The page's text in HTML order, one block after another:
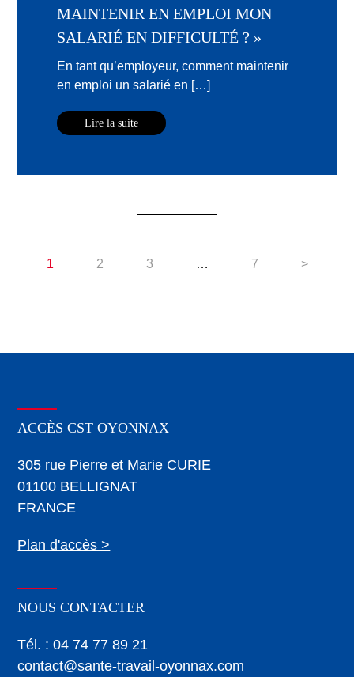
MAINTENIR EN EMPLOI MON
SALARIÉ EN DIFFICULTÉ ? »
En tant qu’employeur, comment maintenir
en emploi un salarié en […]
Lire la suite
1 2 3 … 7 >
ACCÈS CST OYONNAX
305 rue Pierre et Marie CURIE
01100 BELLIGNAT
FRANCE
Plan d'accès >
NOUS CONTACTER
Tél. : 04 74 77 89 21
contact@sante-travail-oyonnax.com